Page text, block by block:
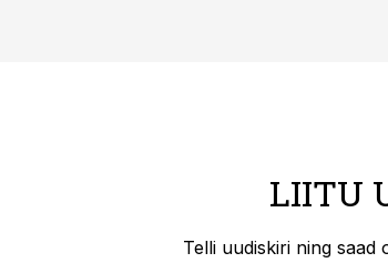
LIITU
Telli uudiskiri ning saad